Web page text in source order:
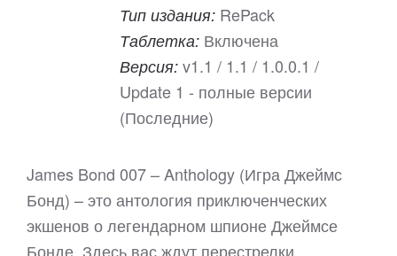
Тип издания: RePack
Таблетка: Включена
Версия: v1.1 / 1.1 / 1.0.0.1 /
Update 1 - полные версии
(Последние)
James Bond 007 – Anthology (Игра Джеймс
Бонд) – это антология приключенческих
экшенов о легендарном шпионе Джеймсе
Бонде. Здесь вас ждут перестрелки,